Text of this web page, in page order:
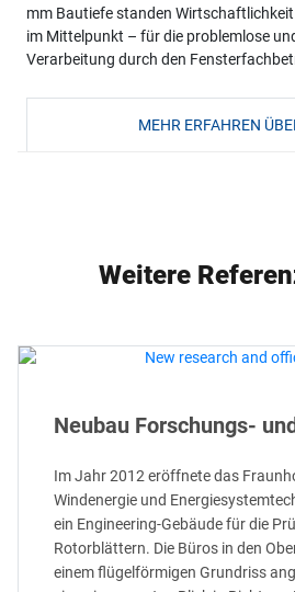
mm Bautiefe standen
im Mittelpunkt – für die problemlose
Verarbeitung durch den
MEHR ERFAHREN
Weitere
Neubau Forschungs-
Im Jahr 2012 eröffnete das
Windenergie und
ein Engineering-Gebäude für die
Rotorblättern. Die Büros in den
einem flügelförmigen Grundriss